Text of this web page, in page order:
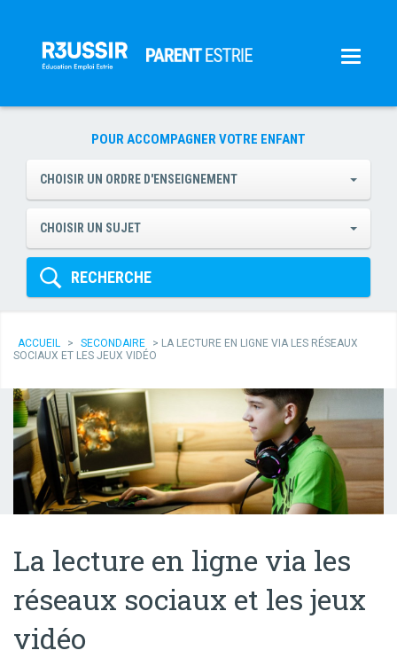
POUR ACCOMPAGNER VOTRE ENFANT
CHOISIR UN ORDRE D'ENSEIGNEMENT
CHOISIR UN SUJET
RECHERCHE
ACCUEIL > SECONDAIRE > LA LECTURE EN LIGNE VIA LES RÉSEAUX
SOCIAUX ET LES JEUX VIDÉO
La lecture en ligne via les
réseaux sociaux et les jeux
vidéo